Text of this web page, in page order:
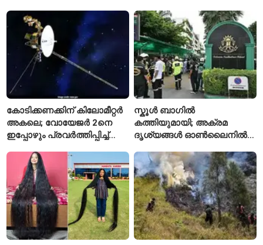
കോടിക്കണക്കിന് കിലോമീറ്റർ
അകലെ; വോയേജർ 2നെ
ഇപ്പോഴും പ്രവർത്തിപ്പിച്ച്
സ്കൂൾ ബാഗിൽ
കത്തിയുമായി; അക്രമ
ദൃശ്യങ്ങൾ ഓൺലൈനിൽ
കൗമാരക്കാരൻ